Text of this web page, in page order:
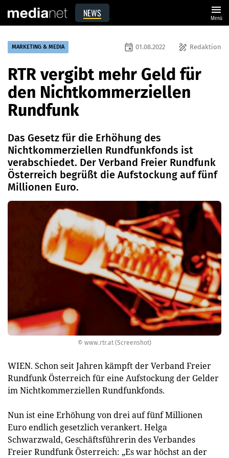
NEWS menu
Menü
© www.rtr.at (Screenshot)
MARKETING & MEDIA draw Redaktion
event 01.08.2022
RTR vergibt mehr Geld für
den Nichtkommerziellen
Rundfunk
Das Gesetz für die Erhöhung des
Nichtkommerziellen Rundfunkfonds ist
verabschiedet. Der Verband Freier Rundfunk
Österreich begrüßt die Aufstockung auf fünf
Millionen Euro.
WIEN. Schon seit Jahren kämpft der Verband Freier
Rundfunk Österreich für eine Aufstockung der Gelder
im Nichtkommerziellen Rundfunkfonds.
Nun ist eine Erhöhung von drei auf fünf Millionen
Euro endlich gesetzlich verankert. Helga
Schwarzwald, Geschäftsführerin des Verbandes
Freier Rundfunk Österreich: „Es war höchst an der